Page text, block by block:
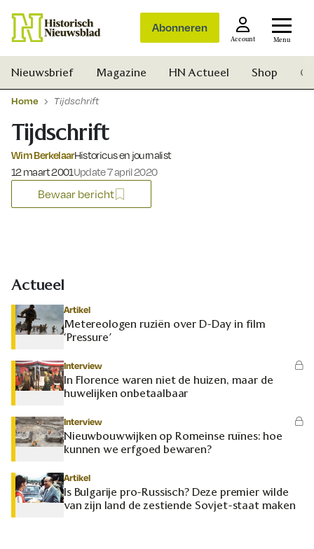
Abonneren
Account Menu
Nieuwsbrief Magazine HN Actueel Shop
Home Tijdschrift
Tijdschrift
Wim BerkelaarHistoricus en journalist
Gepubliceerd op:
12 maart 2001Update 7 april 2020
Bewaar bericht
Actueel
Artikel
Metereologen ruziën over D-Day in film
‘Pressure’
Interview
In Florence waren niet de huizen, maar de
huwelijken onbetaalbaar
Interview
Nieuwbouwwijken op Romeinse ruïnes: hoe
kunnen we erfgoed bewaren?
Artikel
Is Bulgarije pro-Russisch? Deze premier wilde
van zijn land de zestiende Sovjet-staat maken